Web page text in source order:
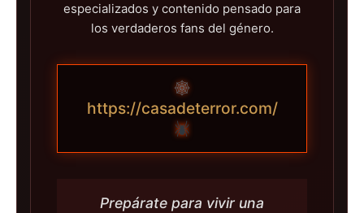
especializados y contenido pensado para
los verdaderos fans del género.
https://casadeterror.com/
Prepárate para vivir una